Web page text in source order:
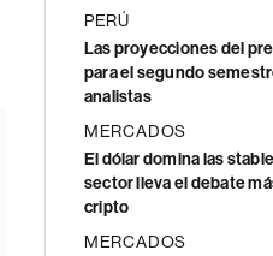
PERÚ
Las proyecciones del
para el segundo
analistas
MERCADOS
El dólar domina las
sector lleva el debate
cripto
MERCADOS